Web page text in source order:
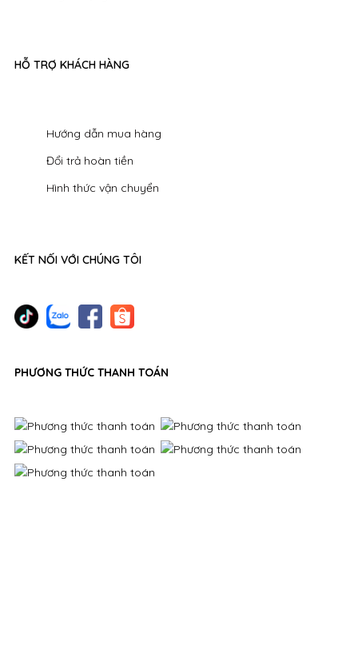
HỖ TRỢ KHÁCH HÀNG
Hướng dẫn mua hàng
Đổi trả hoàn tiền
Hình thức vận chuyển
KẾT NỐI VỚI CHÚNG TÔI
PHƯƠNG THỨC THANH TOÁN